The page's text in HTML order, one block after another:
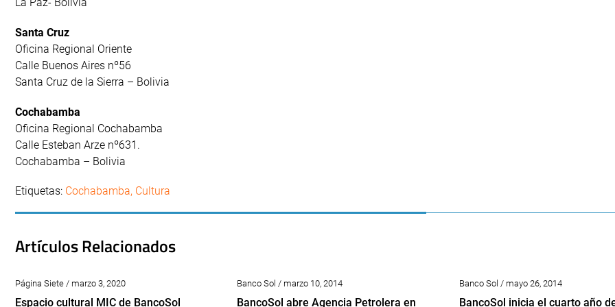
Santa Cruz
Oficina Regional Oriente
Calle Buenos Aires nº56
Santa Cruz de la Sierra – Bolivia
Cochabamba
Oficina Regional Cochabamba
Calle Esteban Arze nº631.
Cochabamba – Bolivia
Etiquetas: Cochabamba, Cultura
Artículos Relacionados
Página Siete / marzo 3, 2020
Espacio cultural MIC de BancoSol
Banco Sol / marzo 10, 2014
BancoSol abre Agencia Petrolera en
Banco Sol / mayo 26, 2014
BancoSol inicia el cuarto año